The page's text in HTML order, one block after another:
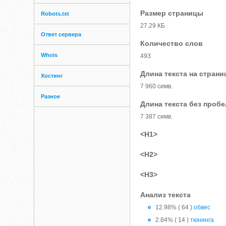
Robots.txt
Ответ сервера
Whois
Хостинг
Разное
Размер страницы
27.29 КБ
Количество слов
493
Длина текста на
7 960 симв.
Длина текста без
7 387 симв.
<H1>
<H2>
<H3>
Анализ текста
12.98% ( 64 )обвес
2.84% ( 14 )тюнинга